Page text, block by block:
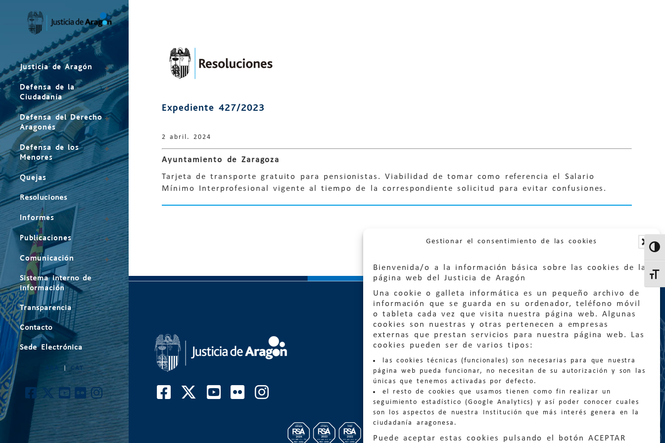
Gestionar el consentimiento de las cookies
Bienvenida/o a la información básica sobre las cookies de la
página web del Justicia de Aragón
Una cookie o galleta informática es un pequeño archivo de
información que se guarda en su ordenador, teléfono móvil
o tableta cada vez que visita nuestra página web. Algunas
cookies son nuestras y otras pertenecen a empresas
externas que prestan servicios para nuestra página web. Las
cookies pueden ser de varios tipos:
las cookies técnicas (funcionales) son necesarias para que nuestra
página web pueda funcionar, no necesitan de su autorización y son las
únicas que tenemos activadas por defecto.
el resto de cookies que usamos tienen como fin realizar un
seguimiento estadístico (Google Analytics) y así poder conocer cuales
son los aspectos de nuestra Institución que más interés genera en la
ciudadanía aragonesa.
Puede aceptar estas cookies pulsando el botón ACEPTAR
Justicia de Aragón
Defensa de la
Ciudadanía
Defensa del Derecho
Aragonés
Defensa de los
Menores
Quejas
Resoluciones
Informes
Publicaciones
Comunicación
Sistema interno de
información
Transparencia
Contacto
Sede Electrónica
CAT
Expediente 427/2023
2 abril. 2024
Ayuntamiento de Zaragoza
Tarjeta de transporte gratuito para pensionistas. Viabilidad de tomar como referencia el Salario
Mínimo Interprofesional vigente al tiempo de la correspondiente solicitud para evitar confusiones.
Quejas:quejas@eljusticiadearagon.es
Información general:
informacion@eljusticiadearagon.es
Teléfonos: 900 210 210/ 976 399 354